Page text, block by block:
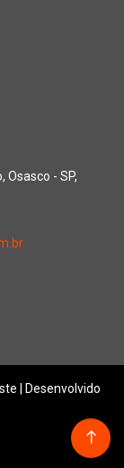
Osasco - SP,
| Desenvolvido